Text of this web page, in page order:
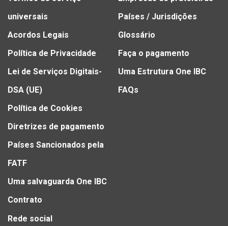
universais
Acordos Legais
Política de Privacidade
Lei de Serviços Digitais-
DSA (UE)
Política de Cookies
Diretrizes de pagamento
Países Sancionados pela
FATF
Uma salvaguarda One IBC
Contrato
Países / Jurisdições
Glossário
Faça o pagamento
Uma Estrutura One IBC
FAQs
Rede social